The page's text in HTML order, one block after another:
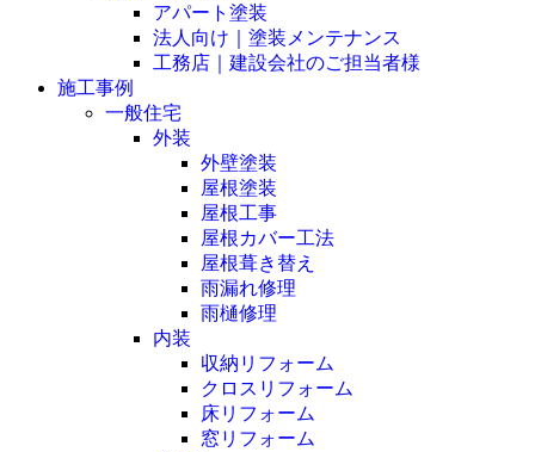
アパート塗装
法人向け｜塗装メンテナンス
工務店｜建設会社のご担当者様
施工事例
一般住宅
外装
外壁塗装
屋根塗装
屋根工事
屋根カバー工法
屋根葺き替え
雨漏れ修理
雨樋修理
内装
収納リフォーム
クロスリフォーム
床リフォーム
窓リフォーム